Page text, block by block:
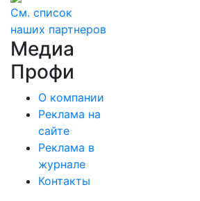
См. список
наших партнеров
Медиа
Профи
О компании
Реклама на
сайте
Реклама в
журнале
Контакты